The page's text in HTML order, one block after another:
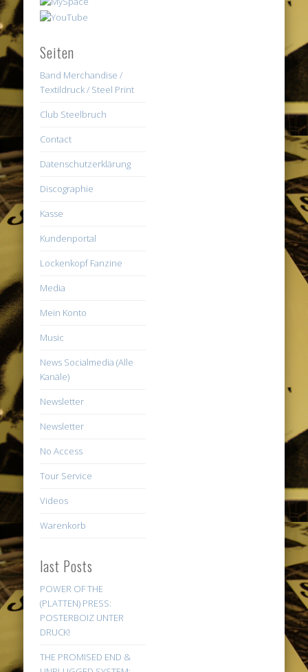
Seiten
Band Merchandise /
Textildruck / Steel Print
Club Steelbruch
Contact
Datenschutzerklärung
Discographie
Kasse
Kundenportal
Lockenkopf Fanzine
Media
Mein Konto
Music
News Socialmedia (Alle
Kanäle)
Newsletter
Newsletter
No Access
Tour Service
Videos
Warenkorb
last Posts
POWER OF THE
(PLATTEN) PRESS:
POSTERBOIZ UNTER
DRUCK!
THE PROMISED END &